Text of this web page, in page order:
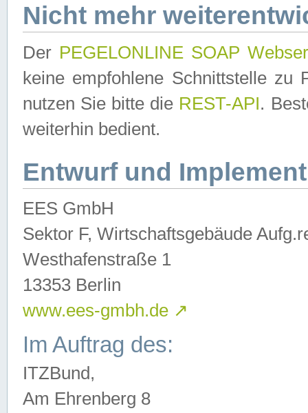
Nicht mehr
Der PEGELONLINE SOAP
keine empfohlene Schnittstelle zu
nutzen Sie bitte die REST-API.
weiterhin bedient.
Entwurf und
EES GmbH
Sektor F, Wirtschaftsgebäude
Westhafenstraße 1
13353 Berlin
www.ees-gmbh.de ↗
Im Auftrag des:
ITZBund,
Am Ehrenberg 8